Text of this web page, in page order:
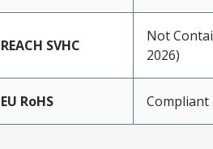
REACH SVHC
Not
2026)
EU RoHS Compliant